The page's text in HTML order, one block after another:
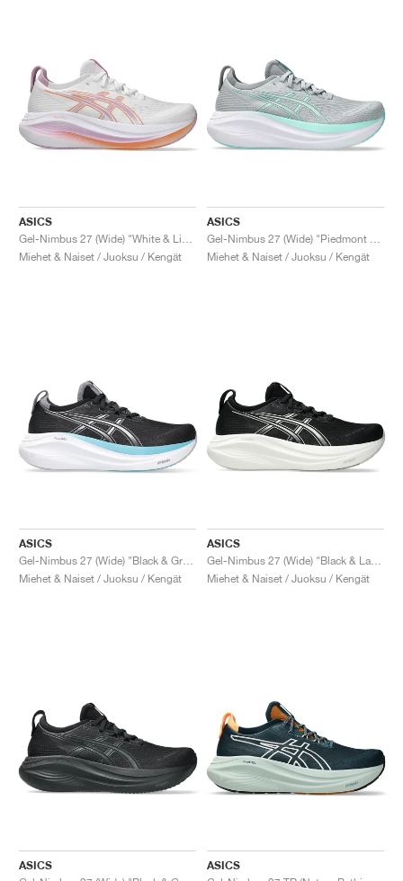
ASICS
Miehet & Naiset / Juoksu / Kengät
ASICS
Miehet & Naiset / Juoksu / Kengät
ASICS
Miehet & Naiset / Juoksu / Kengät
ASICS
Miehet & Naiset / Juoksu / Kengät
ASICS
ASICS